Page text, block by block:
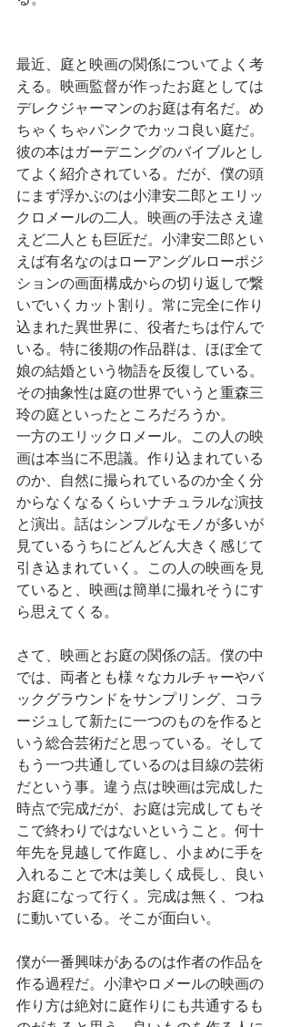
最近、庭と映画の関係についてよく考
える。映画監督が作ったお庭としては
デレクジャーマンのお庭は有名だ。め
ちゃくちゃパンクでカッコ良い庭だ。
彼の本はガーデニングのバイブルとし
てよく紹介されている。だが、僕の頭
にまず浮かぶのは小津安二郎とエリッ
クロメールの二人。映画の手法さえ違
えど二人とも巨匠だ。小津安二郎とい
えば有名なのはローアングルローポジ
ションの画面構成からの切り返しで繋
いでいくカット割り。常に完全に作り
込まれた異世界に、役者たちは佇んで
いる。特に後期の作品群は、ほぼ全て
娘の結婚という物語を反復している。
その抽象性は庭の世界でいうと重森三
玲の庭といったところだろうか。
一方のエリックロメール。この人の映
画は本当に不思議。作り込まれている
のか、自然に撮られているのか全く分
からなくなるくらいナチュラルな演技
と演出。話はシンプルなモノが多いが
見ているうちにどんどん大きく感じて
引き込まれていく。この人の映画を見
ていると、映画は簡単に撮れそうにす
ら思えてくる。
さて、映画とお庭の関係の話。僕の中
では、両者とも様々なカルチャーやバ
ックグラウンドをサンプリング、コラ
ージュして新たに一つのものを作ると
いう総合芸術だと思っている。そして
もう一つ共通しているのは目線の芸術
だという事。違う点は映画は完成した
時点で完成だが、お庭は完成してもそ
こで終わりではないということ。何十
年先を見越して作庭し、小まめに手を
入れることで木は美しく成長し、良い
お庭になって行く。完成は無く、つね
に動いている。そこが面白い。
僕が一番興味があるのは作者の作品を
作る過程だ。小津やロメールの映画の
作り方は絶対に庭作りにも共通するも